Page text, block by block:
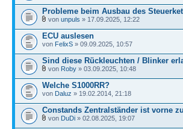
Probleme beim Ausbau des
von unpuls » 17.09.2025, 12:22
ECU auslesen
von FelixS » 09.09.2025, 10:57
Sind diese Rückleuchten / Blinker
von Roby » 03.09.2025, 10:48
Welche S1000RR?
von Daluz » 19.02.2014, 21:18
Constands Zentralständer ist vorne
von DuDi » 02.08.2025, 19:07